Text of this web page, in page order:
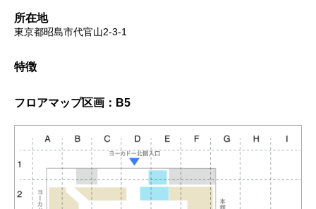
所在地
東京都昭島市代官山2-3-1
特徴
フロアマップ区画：B5